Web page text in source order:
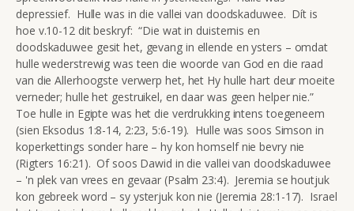
depressief. Hulle was in die vallei van doodskaduwee. Dít is
hoe v.10-12 dit beskryf: “Die wat in duisternis en
doodskaduwee gesit het, gevang in ellende en ysters – omdat
hulle wederstrewig was teen die woorde van God en die raad
van die Allerhoogste verwerp het, het Hy hulle hart deur moeite
verneder; hulle het gestruikel, en daar was geen helper nie.”
Toe hulle in Egipte was het die verdrukking intens toegeneem
(sien Eksodus 1:8-14, 2:23, 5:6-19). Hulle was soos Simson in
koperkettings sonder hare – hy kon homself nie bevry nie
(Rigters 16:21). Of soos Dawid in die vallei van doodskaduwee
– 'n plek van vrees en gevaar (Psalm 23:4). Jeremia se houtjuk
kon gebreek word – sy ysterjuk kon nie (Jeremia 28:1-17). Israel